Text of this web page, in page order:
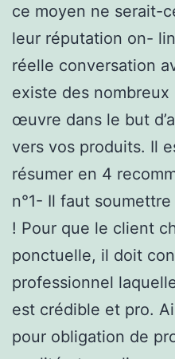
ce moyen ne serait-
leur réputation on-
réelle conversation
existe des
œuvre dans le but
vers vos produits. Il
résumer en 4
n°1- Il faut
! Pour que le client
ponctuelle, il doit
professionnel
est crédible et pro.
pour obligation de